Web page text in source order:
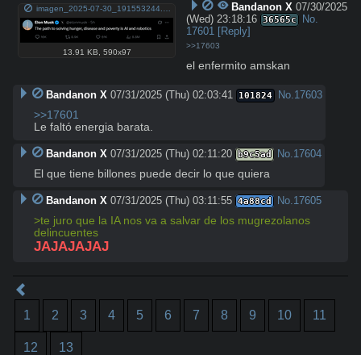
13.91 KB 590x97
Bandanon X 07/30/2025
(Wed) 23:18:16 36565c
No.
17601 [Reply]
>>17603
el enfermito amskan
Bandanon X 07/31/2025 (Thu) 02:03:41 101824 No.17603
>>17601
Le faltó energia barata.
Bandanon X 07/31/2025 (Thu) 02:11:20 b9c5ad No.17604
El que tiene billones puede decir lo que quiera
Bandanon X 07/31/2025 (Thu) 03:11:55 4a88cd No.17605
>te juro que la IA nos va a salvar de los mugrezolanos
delincuentes
JAJAJAJAJ
1 2 3 4 5 6 7 8 9 10 11
12 13